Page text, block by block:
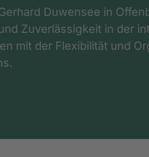
Duwensee in
Zuverlässigkeit in der
mit der Flexibilität und